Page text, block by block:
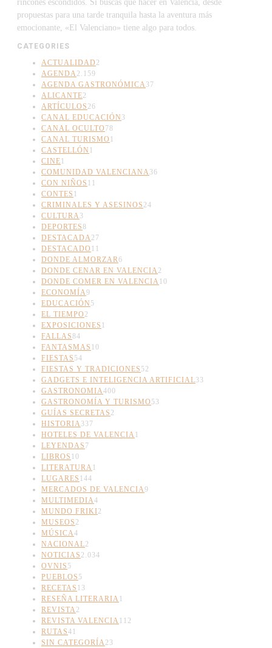
rincones escondidos. Si buscas qué hacer en Valencia, desde
propuestas para una tarde tranquila hasta la aventura más
emocionante, «El Valenciano» tiene algo para todos.
CATEGORIES
ACTUALIDAD 2
AGENDA2.159
AGENDA GASTRONÓMICA37
ALICANTE2
ARTÍCULOS 26
CANAL EDUCACIÓN 3
CANAL OCULTO 78
CANAL TURISMO 1
CASTELLÓN 1
CINE1
COMUNIDAD VALENCIANA36
CON NIÑOS 11
CONTES 1
CRIMINALES Y ASESINOS 24
CULTURA3
DEPORTES8
DESTACADA27
DESTACADO 11
DONDE ALMORZAR6
DONDE CENAR EN VALENCIA2
DONDE COMER EN VALENCIA10
ECONOMÍA9
EDUCACIÓN 5
EL TIEMPO 2
EXPOSICIONES 1
FALLAS84
FANTASMAS 10
FIESTAS 54
FIESTAS Y TRADICIONES 52
GADGETS E INTELIGENCIA ARTIFICIAL33
GASTRONOMIA400
GASTRONOMÍA Y TURISMO 53
GUÍAS SECRETAS 2
HISTORIA337
HOTELES DE VALENCIA1
LEYENDAS 7
LIBROS 10
LITERATURA1
LUGARES 144
MERCADOS DE VALENCIA9
MULTIMEDIA4
MUNDO FRIKI2
MUSEOS 2
MÚSICA4
NACIONAL2
NOTICIAS 2.034
OVNIS 5
PUEBLOS 5
RECETAS 13
RESEÑA LITERARIA1
REVISTA2
REVISTA VALENCIA112
RUTAS41
SIN CATEGORÍA23